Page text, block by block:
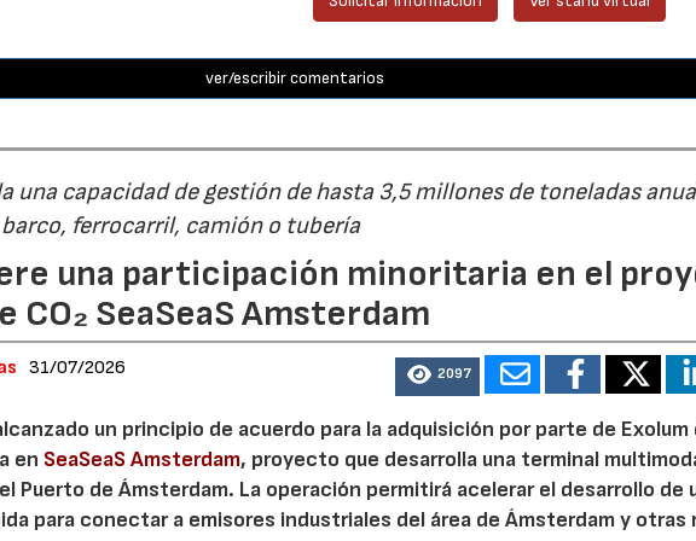
ver/escribir comentarios
una capacidad de gestión de hasta 3,5 millones de toneladas
ferrocarril, camión o tubería
una participación minoritaria en el
CO₂ SeaSeaS Amsterdam
31/07/2026 2097
un principio de acuerdo para la adquisición por parte de Exolum
en SeaSeaS Amsterdam, proyecto que desarrolla una terminal
Puerto de Ámsterdam. La operación permitirá acelerar el desarrollo de
para conectar a emisores industriales del área de Ámsterdam y otras